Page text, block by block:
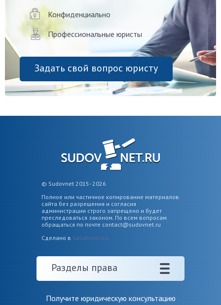
Конфиденциально
Профессиональные юристы
Задать свой вопрос юристу
© Sudovnet 2015- 2026
Полное или частичное копирование материалов
сайта без разрешения и согласия
администрации строго запрещено и будет
преследоваться законом. По всем вопросам
обращаться по почте contact@sudovnet.ru
Сделано в SolutionsSeo
Разделы права
Получите юридическую консультацию